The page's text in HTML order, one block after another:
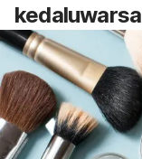
kedaluwarsa